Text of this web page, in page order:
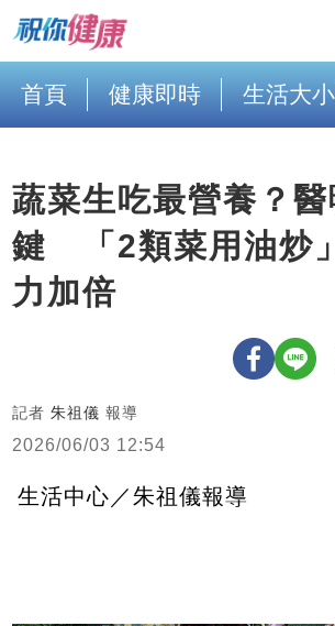
首頁 健康即時 生活大
蔬菜生吃最營養？醫
鍵 「2類菜用油炒
力加倍
記者 朱祖儀 報導
2026/06/03 12:54
生活中心／朱祖儀報導